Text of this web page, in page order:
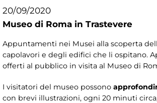
20/09/2020
Museo di Roma in Trastevere
Appuntamenti nei Musei alla scoperta
capolavori e degli edifici che li ospitano.
offerti al pubblico in visita al Museo di
I visitatori del museo possono
con brevi illustrazioni, ogni 20 minuti